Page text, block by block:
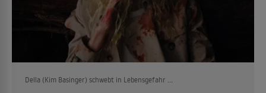
Della (Kim Basinger) schwebt in Lebensgefahr ...